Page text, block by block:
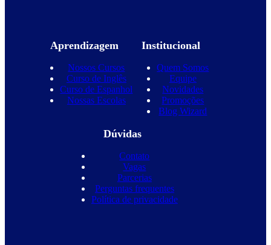
Aprendizagem
Nossos Cursos
Curso de Inglês
Curso de Espanhol
Nossas Escolas
Institucional
Quem Somos
Equipe
Novidades
Promoções
Blog Wizard
Dúvidas
Contato
Vagas
Parcerias
Perguntas frequentes
Política de privacidade